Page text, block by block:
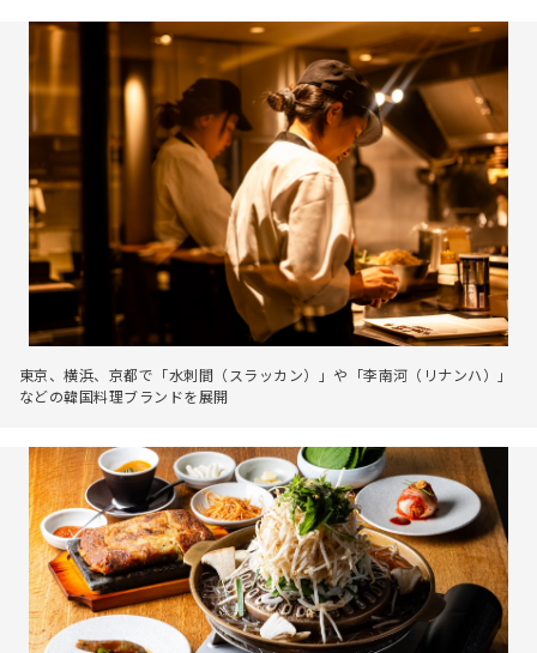
東京、横浜、京都で「水刺間（スラッカン）」や「李南河（リナンハ）」
などの韓国料理ブランドを展開